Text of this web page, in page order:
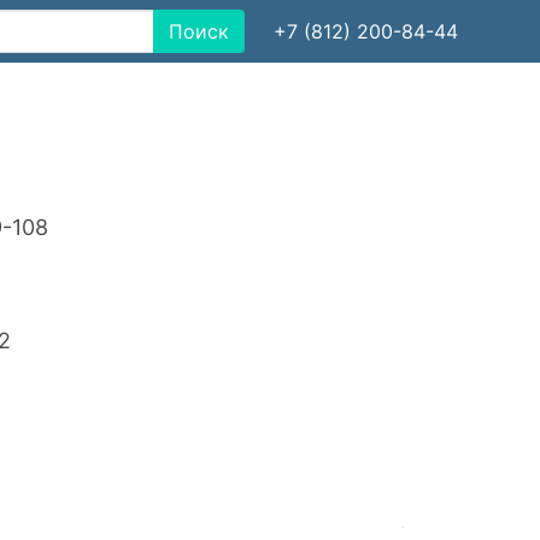
Поиск +7 (812) 200-84-44
108